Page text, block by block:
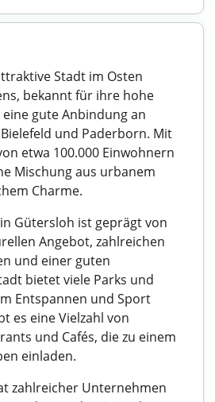
Stadt im Osten
bekannt für ihre hohe
gute Anbindung an
und Paderborn. Mit
etwa 100.000 Einwohnern
Mischung aus urbanem
Charme.
Gütersloh ist geprägt von
Angebot, zahlreichen
und einer guten
bietet viele Parks und
Entspannen und Sport
es eine Vielzahl von
und Cafés, die zu einem
einladen.
zahlreicher Unternehmen